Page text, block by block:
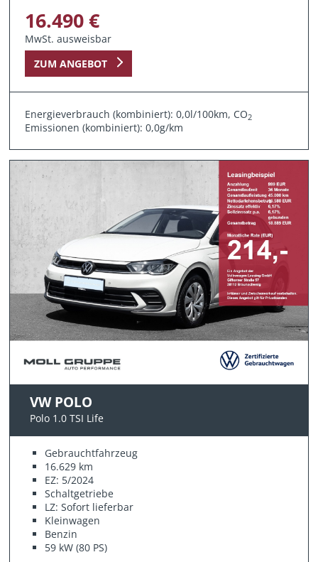
16.490 €
MwSt. ausweisbar
ZUM ANGEBOT
Energieverbrauch (kombiniert): 0,0l/100km, CO2
Emissionen (kombiniert): 0,0g/km
VW POLO
Polo 1.0 TSI Life
Gebrauchtfahrzeug
16.629 km
EZ: 5/2024
Schaltgetriebe
LZ: Sofort lieferbar
Kleinwagen
Benzin
59 kW (80 PS)